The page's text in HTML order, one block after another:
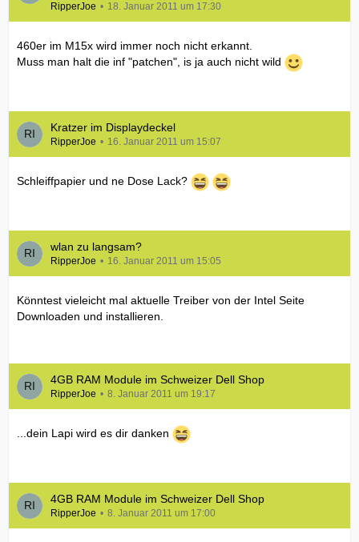
RipperJoe 18. Januar 2011 um 17:30
460er im M15x wird immer noch nicht erkannt.
Muss man halt die inf "patchen", is ja auch nicht wild
Kratzer im Displaydeckel
RipperJoe 16. Januar 2011 um 15:07
Schleiffpapier und ne Dose Lack?
wlan zu langsam?
RipperJoe 16. Januar 2011 um 15:05
Könntest vieleicht mal aktuelle Treiber von der Intel Seite
Downloaden und installieren.
4GB RAM Module im Schweizer Dell Shop
RipperJoe 8. Januar 2011 um 19:17
...dein Lapi wird es dir danken
4GB RAM Module im Schweizer Dell Shop
RipperJoe 8. Januar 2011 um 17:00